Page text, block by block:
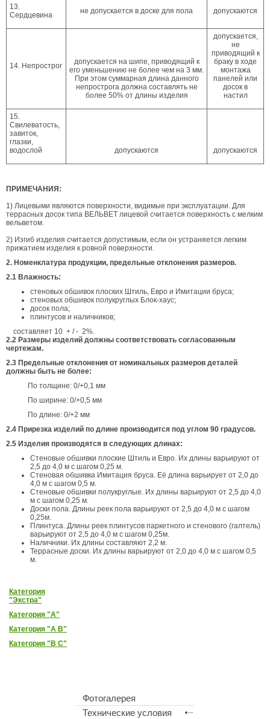
13.
Сердцевина
не допускается в доске для пола допускаются
14. Непрострог
допускается на шипе, приводящий к
его уменьшению не более чем на 3 мм.
При этом суммарная длина данного
непрострога должна составлять не
более 50% от длины изделия
допускается,
не
приводящий к
браку в ходе
монтажа
панелей или
досок в
настил
15.
Свилеватость,
завиток,
глазки,
водослой
допускаются допускаются
ПРИМЕЧАНИЯ:
1) Лицевыми являются поверхности, видимые при эксплуатации. Для
террасных досок типа ВЕЛЬВЕТ лицевой считается поверхность с мелким
вельветом.
2) Изгиб изделия считается допустимым, если он устраняется легким
прижатием изделия к ровной поверхности.
2. Номенклатура продукции, предельные отклонения размеров.
2.1 Влажность:
стеновых обшивок плоских Штиль, Евро и Имитации бруса;
стеновых обшивок полукруглых Блок-хаус;
досок пола;
плинтусов и наличников;
составляет 10 + / - 2%.
2.2 Размеры изделий должны соответствовать согласованным
чертежам.
2.3 Предельные отклонения от номинальных размеров деталей
должны быть не более:
По толщине: 0/+0,1 мм
По ширине: 0/+0,5 мм
По длине: 0/+2 мм
2.4 Прирезка изделий по длине производится под углом 90 градусов.
2.5 Изделия производятся в следующих длинах:
Стеновые обшивки плоские Штиль и Евро. Их длины варьируют от
2,5 до 4,0 м с шагом 0,25 м.
Стеновая обшивка Имитация бруса. Её длина варьирует от 2,0 до
4,0 м с шагом 0,5 м.
Стеновые обшивки полукруглые. Их длины варьируют от 2,5 до 4,0
м с шагом 0,25 м.
Доски пола. Длины реек пола варьируют от 2,5 до 4,0 м с шагом
0,25м.
Плинтуса. Длины реек плинтусов паркетного и стенового (галтель)
варьируют от 2,5 до 4,0 м с шагом 0,25м.
Наличники. Их длины составляют 2,2 м.
Террасные доски. Их длины варьируют от 2,0 до 4,0 м с шагом 0,5
м.
Категория
"Экстра"
Категория "А"
Категория "A В"
Категория "B С"
Фотогалерея
Технические условия